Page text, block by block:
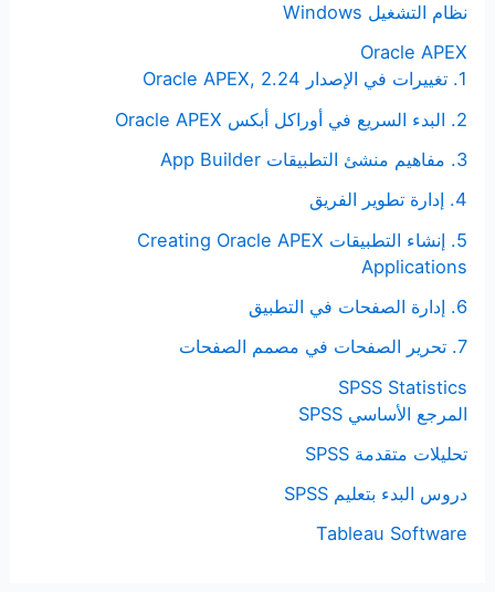
نظام التشغيل Windows
Oracle APEX
1. تغييرات في الإصدار Oracle APEX, 2.24
2. البدء السريع في أوراكل أبكس Oracle APEX
3. مفاهيم منشئ التطبيقات App Builder
4. إدارة تطوير الفريق
5. إنشاء التطبيقات Creating Oracle APEX
Applications
6. إدارة الصفحات في التطبيق
7. تحرير الصفحات في مصمم الصفحات
SPSS Statistics
المرجع الأساسي SPSS
تحليلات متقدمة SPSS
دروس البدء بتعليم SPSS
Tableau Software